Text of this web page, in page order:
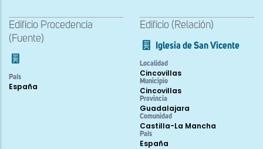
Edificio Procedencia
(Fuente)
País
España
Edificio (Relación)
Iglesia de San Vicente
Localidad
Cincovillas
Municipio
Cincovillas
Provincia
Guadalajara
Comunidad
Castilla-La Mancha
País
España